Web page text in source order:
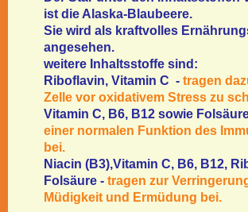
ist die Alaska-Blaubeere.
Sie wird als kraftvolles
angesehen.
weitere Inhaltsstoffe sind:
Riboflavin, Vitamin C - tragen
Zelle vor oxidativem Stress zu
Vitamin C, B6, B12 sowie
einer normalen Funktion des
bei.
Niacin (B3),Vitamin C, B6, B12,
Folsäure - tragen zur
Müdigkeit und Ermüdung bei.